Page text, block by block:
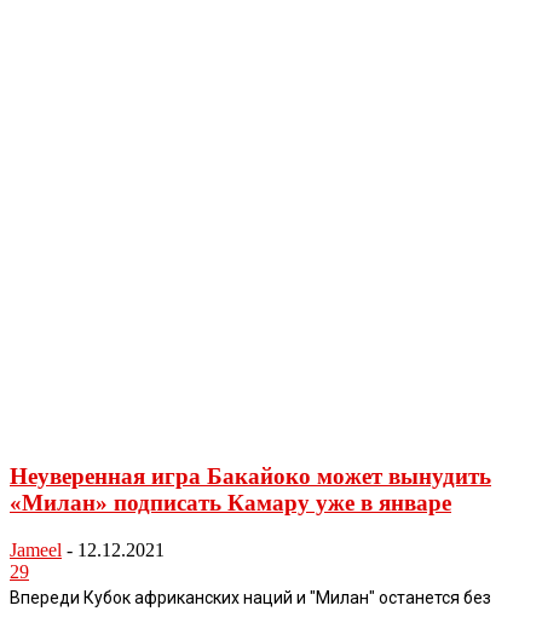
Неуверенная игра Бакайоко может вынудить
«Милан» подписать Камару уже в январе
Jameel - 12.12.2021
29
Впереди Кубок африканских наций и "Милан" останется без